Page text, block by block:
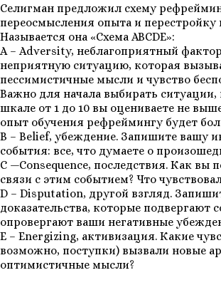
Селигман предложил схему
переосмысления опыта и перестройку
Называется она «Схема ABCDE»:
A – Adversity, неблагоприятный
неприятную ситуацию, которая
пессимистичные мысли и чувство
Важно для начала выбирать ситуации,
шкале от 1 до 10 вы оцениваете не
опыт обучения рефреймингу будет
B – Belief, убеждение. Запишите вашу
события: все, что думаете о
C —Consequence, последствия. Как вы
связи с этим событием? Что
D – Disputation, другой взгляд.
доказательства, которые подвергают
опровергают ваши негативные
E – Energizing, активизация. Какие
возможно, поступки) вызвали новые
оптимистичные мысли?